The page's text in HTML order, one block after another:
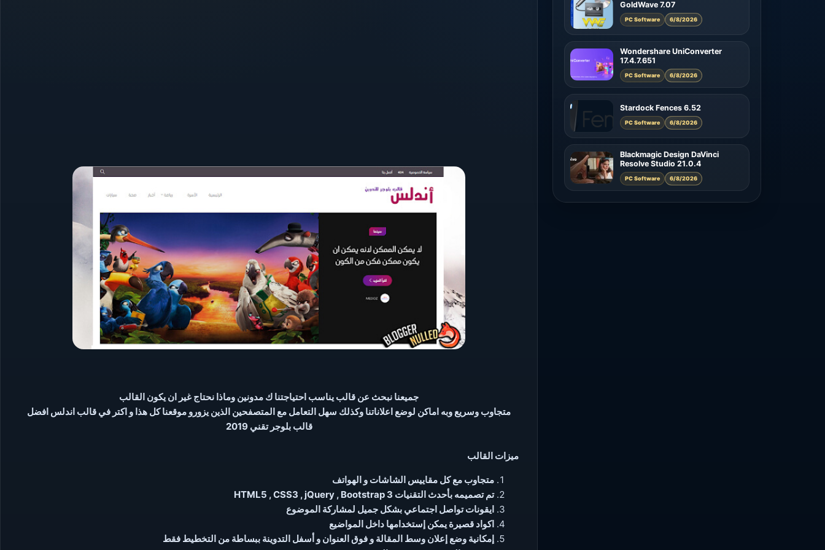
جميعنا نبحث عن قالب يناسب احتياجتنا ك مدونين وماذا نحتاج غير ان يكون القالب
متجاوب وسريع وبه اماكن لوضع اعلاناتنا وكذلك سهل التعامل مع المتصفحين الذين يزورو موقعنا كل هذا و اكتر في قالب اندلس افضل
قالب بلوجر تقني 2019
ميزات القالب
متجاوب مع كل مقاييس الشاشات و الهواتف
تم تصميمه بأحدث التقنيات HTML5 , CSS3 , jQuery , Bootstrap 3
ايقونات تواصل اجتماعي بشكل جميل لمشاركة الموضوع
اكواد قصيرة يمكن إستخدامها داخل المواضيع
إمكانية وضع إعلان وسط المقالة و فوق العنوان و أسفل التدوينة ببساطة من التخطيط فقط
GoldWave 7.07
PC Software 6/8/2026
Wondershare UniConverter
17.4.7.651
PC Software 6/8/2026
Stardock Fences 6.52
PC Software 6/8/2026
Blackmagic Design DaVinci
Resolve Studio 21.0.4
PC Software 6/8/2026